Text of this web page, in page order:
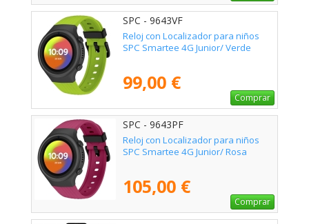
SPC - 9643VF
Reloj con Localizador para niños
SPC Smartee 4G Junior/ Verde
99,00 €
Comprar
SPC - 9643PF
Reloj con Localizador para niños
SPC Smartee 4G Junior/ Rosa
105,00 €
Comprar